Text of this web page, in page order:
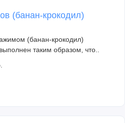
(банан-крокодил)
(банан-крокодил)
таким образом, что..